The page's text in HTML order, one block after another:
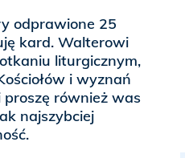
odprawione 25
kard. Walterowi
liturgicznym,
i wyznań
proszę również was
najszybciej